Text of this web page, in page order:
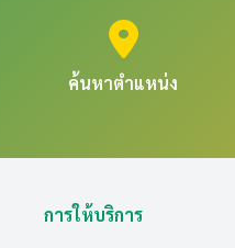
ค้นหาตำแหน่ง
การให้บริการ